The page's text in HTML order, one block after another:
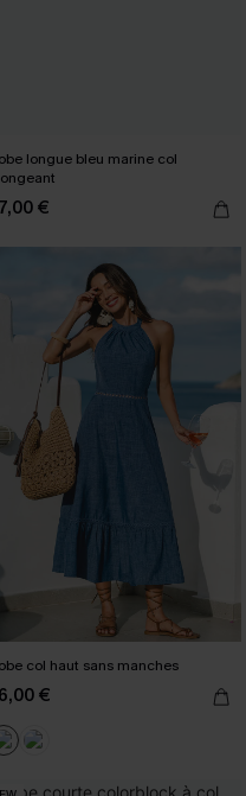
longue bleu marine col
€
col haut sans manches
€